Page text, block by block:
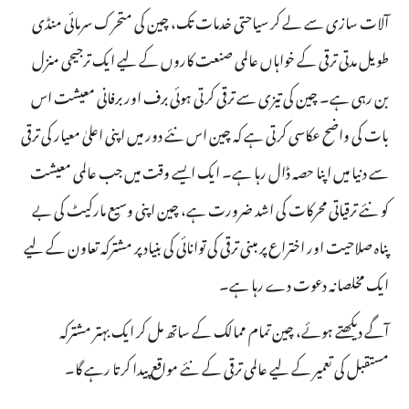
آلات سازی سے لے کر سیاحتی خدمات تک، چین کی متحرک سرمائی منڈی
طویل مدتی ترقی کے خواہاں عالمی صنعت کاروں کے لیے ایک ترجیحی منزل
بن رہی ہے۔ چین کی تیزی سے ترقی کرتی ہوئی برف اور برفانی معیشت اس
بات کی واضح عکاسی کرتی ہے کہ چین اس نئے دور میں اپنی اعلیٰ معیار کی ترقی
سے دنیا میں اپنا حصہ ڈال رہا ہے۔ ایک ایسے وقت میں جب عالمی معیشت
کو نئے ترقیاتی محرکات کی اشد ضرورت ہے، چین اپنی وسیع مارکیٹ کی بے
پناہ صلاحیت اور اختراع پر مبنی ترقی کی توانائی کی بنیاد پر مشترکہ تعاون کے لیے
ایک مخلصانہ دعوت دے رہا ہے۔
آگے دیکھتے ہوئے، چین تمام ممالک کے ساتھ مل کر ایک بہتر مشترکہ
مستقبل کی تعمیر کے لیے عالمی ترقی کے نئے مواقع پیدا کرتا رہے گا۔